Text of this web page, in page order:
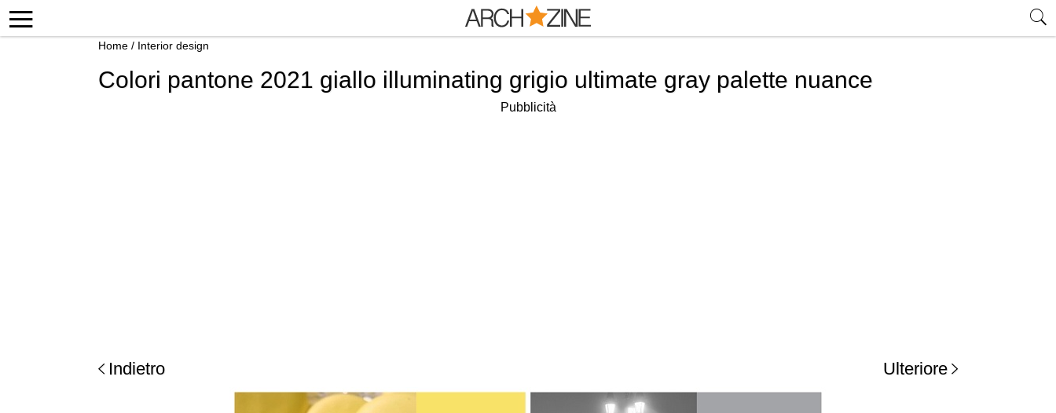
Home / Interior design
Colori pantone 2021 giallo illuminating grigio ultimate gray palette nuance
Pubblicità
Indietro Ulteriore